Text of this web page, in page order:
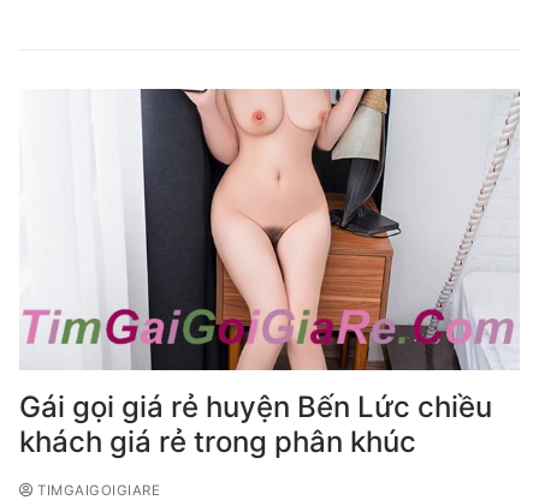
Gái gọi giá rẻ huyện Bến Lức chiều
khách giá rẻ trong phân khúc
TIMGAIGOIGIARE